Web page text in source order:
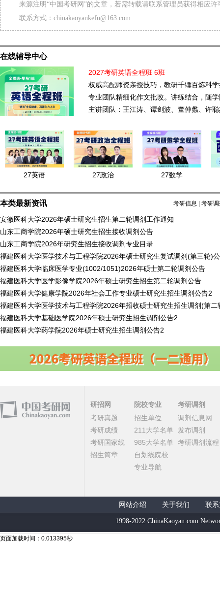
来源注明“中国考研网”的文章，若需转载请联系管理员获得相应许
联系方式：chinakaoyankefu@163.com
在线辅导中心
2027考研英语全程班 6班
权威高配师资亲授技巧，教研千锤百炼科
专业团队精细化作文批改。讲练结合，随
主讲团队：王江涛、谭剑波、董仲蠡、许
27英语 27政治 27数学
本类最新资讯 考研信息 考研
安徽医科大学2026年硕士研究生招生第二轮调剂工作通知
山东工商学院2026年硕士研究生招生接收调剂公告
山东工商学院2026年研究生招生接收调剂专业目录
福建医科大学医学技术与工程学院2026年硕士研究生复试调剂(第三轮)
福建医科大学临床医学专业(1002/1051)2026年硕士第二轮调剂公告
福建医科大学医学影像学院2026年硕士研究生招生第二轮调剂公告
福建医科大学健康学院2026年社会工作专业硕士研究生招生调剂公告2
福建医科大学医学技术与工程学院2026年招收硕士研究生招生调剂(第二
福建医科大学基础医学院2026年硕士研究生招生调剂公告2
福建医科大学药学院2026年硕士研究生招生调剂公告2
研招网
考研真题
考研成绩
考研国家线
招生简章
院校专业
招生单位
211大学名单
985大学名单
自划线院校
专业导航
考研调剂
调剂信息网
发布调剂
考研调剂流程
网站介绍 关于我们 联
1998-2022 ChinaKaoyan.com
页面加载时间：0.013395秒